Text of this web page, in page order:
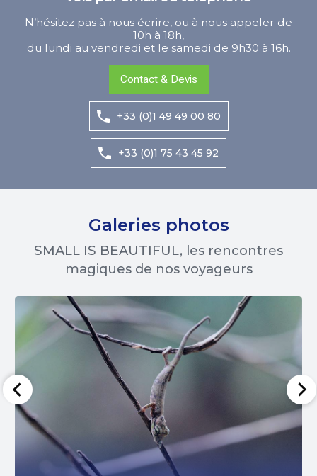
N’hésitez pas à nous écrire, ou à nous appeler de
10h à 18h,
du lundi au vendredi et le samedi de 9h30 à 16h.
Contact & Devis
+33 (0)1 49 49 00 80
+33 (0)1 75 43 45 92
Galeries photos
SMALL IS BEAUTIFUL, les rencontres
magiques de nos voyageurs